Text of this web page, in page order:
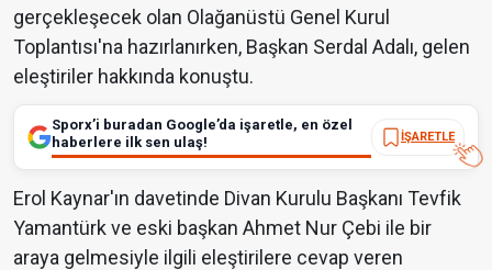
gerçekleşecek olan Olağanüstü Genel Kurul
Toplantısı'na hazırlanırken, Başkan Serdal Adalı, gelen
eleştiriler hakkında konuştu.
Sporx’i buradan Google’da işaretle, en özel
haberlere ilk sen ulaş!
İŞARETLE
Erol Kaynar'ın davetinde Divan Kurulu Başkanı Tevfik
Yamantürk ve eski başkan Ahmet Nur Çebi ile bir
araya gelmesiyle ilgili eleştirilere cevap veren